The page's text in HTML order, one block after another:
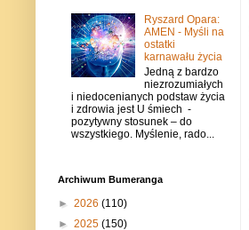
Ryszard Opara:
AMEN - Myśli na
ostatki
karnawału życia
Jedną z bardzo
niezrozumiałych
i niedocenianych podstaw życia
i zdrowia jest U śmiech -
pozytywny stosunek – do
wszystkiego. Myślenie, rado...
Archiwum Bumeranga
► 2026 (110)
► 2025 (150)